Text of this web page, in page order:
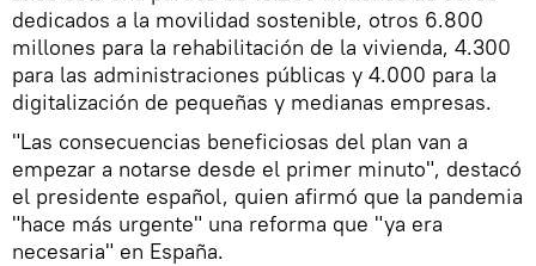
dedicados a la movilidad sostenible, otros 6.800
millones para la rehabilitación de la vivienda, 4.300
para las administraciones públicas y 4.000 para la
digitalización de pequeñas y medianas empresas.
"Las consecuencias beneficiosas del plan van a
empezar a notarse desde el primer minuto", destacó
el presidente español, quien afirmó que la pandemia
"hace más urgente" una reforma que "ya era
necesaria" en España.